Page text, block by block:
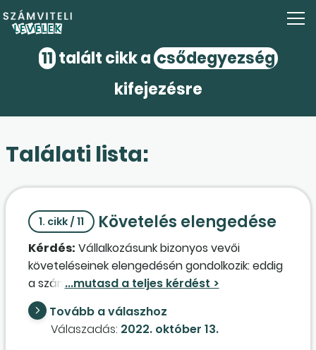
11talált cikk a csődegyezség
kifejezésre
Találati lista:
1. cikk / 11 Követelés elengedése
Kérdés: Vállalkozásunk bizonyos vevői
követeléseinek elengedésén gondolkozik: eddig
a számviteli politikában meghatározottak
szerint számoltunk vevőértékvesztést,
azonban előfordulnak olyan esetek, amikor (a
törvényben nevesített eseteken felül) úgy
Tovább a válaszhoz
Válaszadás: 2022. október 13.